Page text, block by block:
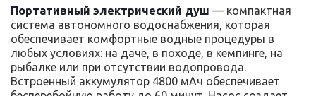
Портативный электрический душ — компактная
система автономного водоснабжения, которая
обеспечивает комфортные водные процедуры в
любых условиях: на даче, в походе, в кемпинге, на
рыбалке или при отсутствии водопровода.
Встроенный аккумулятор 4800 мАч обеспечивает